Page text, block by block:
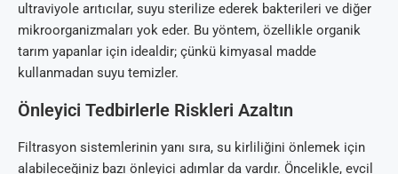
ultraviyole arıtıcılar, suyu sterilize ederek bakterileri ve diğer
mikroorganizmaları yok eder. Bu yöntem, özellikle organik
tarım yapanlar için idealdir; çünkü kimyasal madde
kullanmadan suyu temizler.
Önleyici Tedbirlerle Riskleri Azaltın
Filtrasyon sistemlerinin yanı sıra, su kirliliğini önlemek için
alabileceğiniz bazı önleyici adımlar da vardır. Öncelikle, evcil